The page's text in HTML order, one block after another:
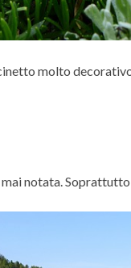
molto
notata.